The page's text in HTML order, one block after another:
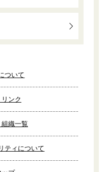
ついて
ンク
織一覧
ティについて